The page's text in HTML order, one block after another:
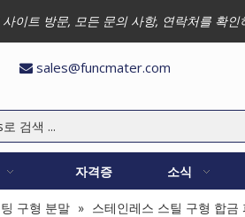
이트 방문, 모든 문의 사항, 연락처를 확
 sales@funcmater.com
자격증 소식
구형 분말 » 스테인레스 스틸 구형 합금